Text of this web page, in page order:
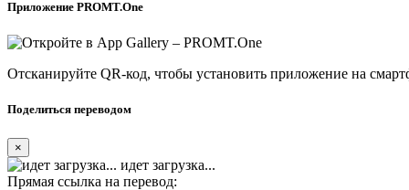
Приложение PROMT.One
Отсканируйте QR-код, чтобы установить приложение на
Поделиться переводом
×
идет загрузка...
Прямая ссылка на перевод: